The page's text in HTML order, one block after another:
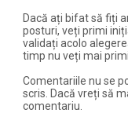
Dacă ați bifat să fiți
posturi, veți primi
validați acolo
timp nu veți mai
Comentariile nu se
scris. Dacă vreți să
comentariu.